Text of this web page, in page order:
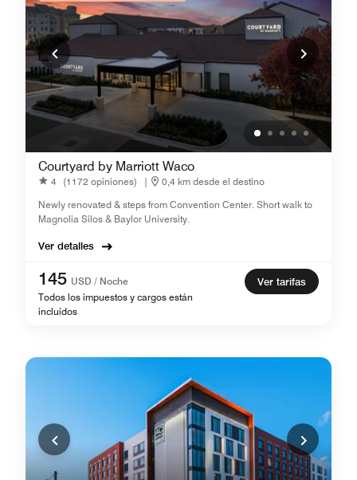
Courtyard by Marriott Waco
4 (1172 opiniones) |
0,4 km desde el destino
Newly renovated & steps from Convention Center. Short walk to
Magnolia Silos & Baylor University.
Ver detalles
145 USD / Noche
Todos los impuestos y cargos están
incluidos
Ver tarifas